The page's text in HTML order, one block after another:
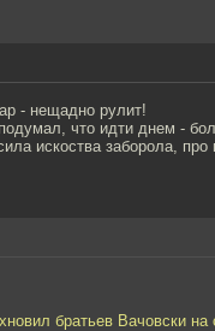
- нещадно рулит!
что идти днем -
искоства заборола,
братьев Вачовски